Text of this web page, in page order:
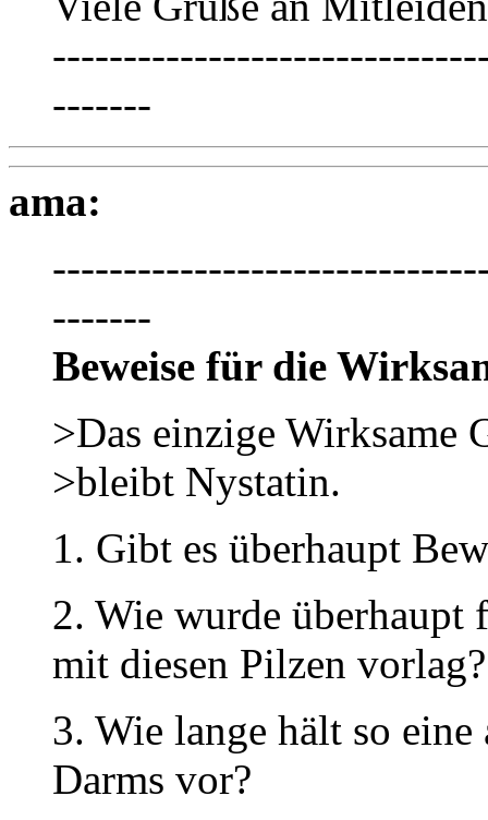
-------
ama:
-------
Beweise für die
>Das einzige Wirksame
>bleibt Nystatin.
1. Gibt es überhaupt
2. Wie wurde überhaupt
mit diesen Pilzen vorlag?
3. Wie lange hält so
Darms vor?